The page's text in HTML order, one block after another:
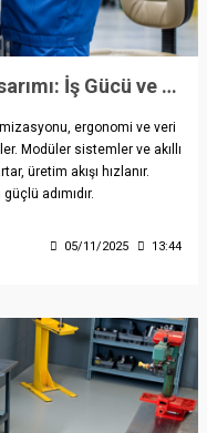
Üretim Hattında Yerleşim Tasarımı: İş Gücü ve Alan Kullanımı Optimizasyonu
ergonomi ve veri
Modüler sistemler ve akıllı
üretim akışı hızlanır.
adımıdır.
05/11/2025 13:44